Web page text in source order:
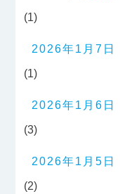
(1)
2026年1月7日
(1)
2026年1月6日
(3)
2026年1月5日
(2)